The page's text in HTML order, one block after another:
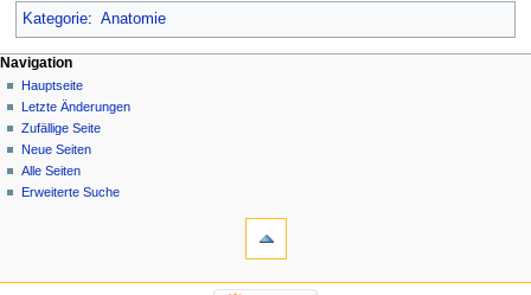
Kategorie: Anatomie
Navigation
Hauptseite
Letzte Änderungen
Zufällige Seite
Neue Seiten
Alle Seiten
Erweiterte Suche